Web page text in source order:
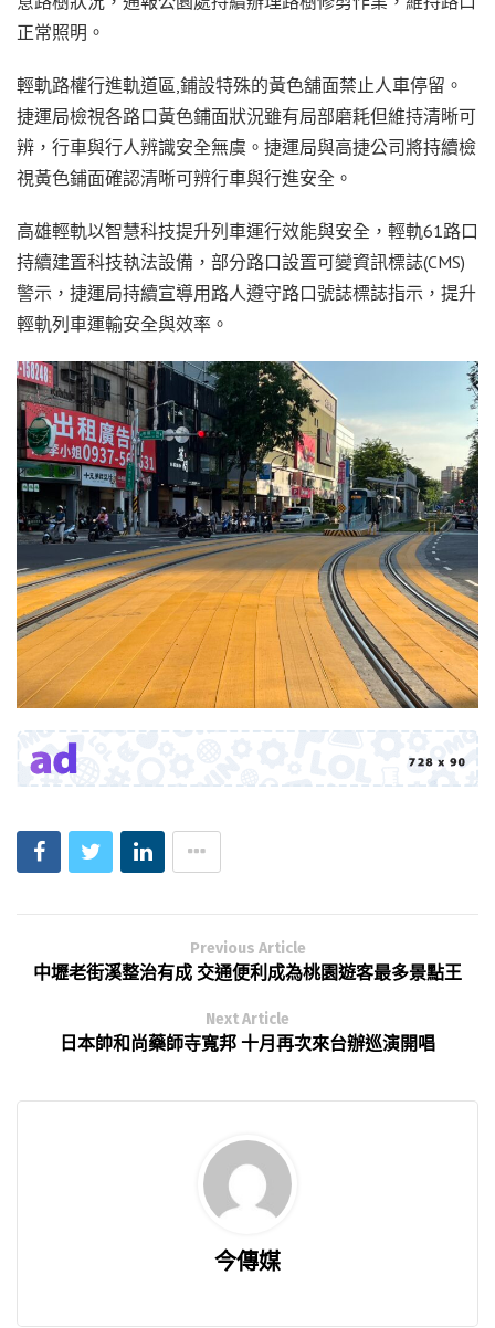
正常照明。
輕軌路權行進軌道區,鋪設特殊的黃色舖面禁止人車停留。
捷運局檢視各路口黃色鋪面狀況雖有局部磨耗但維持清晰可
辨，行車與行人辨識安全無虞。捷運局與高捷公司將持續檢
視黃色鋪面確認清晰可辨行車與行進安全。
高雄輕軌以智慧科技提升列車運行效能與安全，輕軌61路口
持續建置科技執法設備，部分路口設置可變資訊標誌(CMS)
警示，捷運局持續宣導用路人遵守路口號誌標誌指示，提升
輕軌列車運輸安全與效率。
Previous Article
中壢老街溪整治有成 交通便利成為桃園遊客最多景點王
Next Article
日本帥和尚藥師寺寬邦 十月再次來台辦巡演開唱
今傳媒